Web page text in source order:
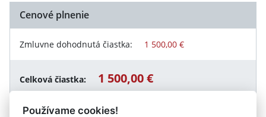
Cenové plnenie
Zmluvne dohodnutá čiastka: 1 500,00 €
Celková čiastka: 1 500,00 €
Používame cookies!